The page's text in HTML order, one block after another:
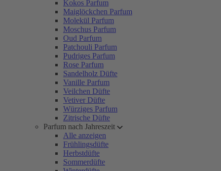
Kokos Parfum
Maiglöckchen Parfum
Molekül Parfum
Moschus Parfum
Oud Parfum
Patchouli Parfum
Pudriges Parfum
Rose Parfum
Sandelholz Düfte
Vanille Parfum
Veilchen Düfte
Vetiver Düfte
Würziges Parfum
Zitrische Düfte
Parfum nach Jahreszeit
Alle anzeigen
Frühlingsdüfte
Herbstdüfte
Sommerdüfte